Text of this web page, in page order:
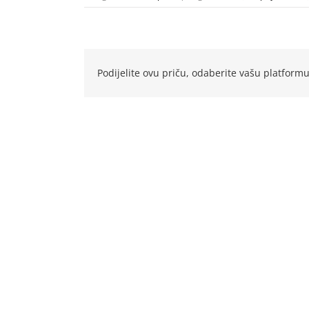
Podijelite ovu priču, odaberite vašu